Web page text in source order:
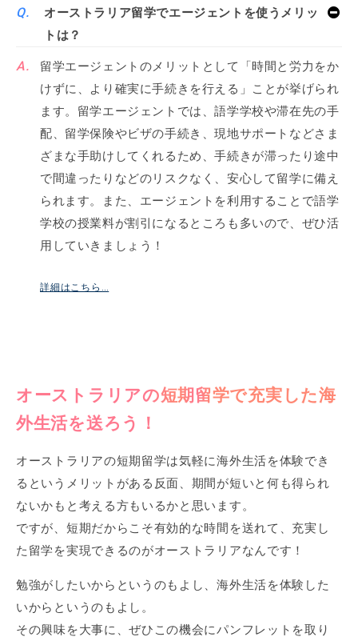
オーストラリア留学でエージェントを使うメリッ
トは？
留学エージェントのメリットとして「時間と労力をか
けずに、より確実に手続きを行える」ことが挙げられ
ます。留学エージェントでは、語学学校や滞在先の手
配、留学保険やビザの手続き、現地サポートなどさま
ざまな手助けしてくれるため、手続きが滞ったり途中
で間違ったりなどのリスクなく、安心して留学に備え
られます。また、エージェントを利用することで語学
学校の授業料が割引になるところも多いので、ぜひ活
用していきましょう！
詳細はこちら…
オーストラリアの短期留学で充実した海
外生活を送ろう！
オーストラリアの短期留学は気軽に海外生活を体験でき
るというメリットがある反面、期間が短いと何も得られ
ないかもと考える方もいるかと思います。
ですが、短期だからこそ有効的な時間を送れて、充実し
た留学を実現できるのがオーストラリアなんです！
勉強がしたいからというのもよし、海外生活を体験した
いからというのもよし。
その興味を大事に、ぜひこの機会にパンフレットを取り